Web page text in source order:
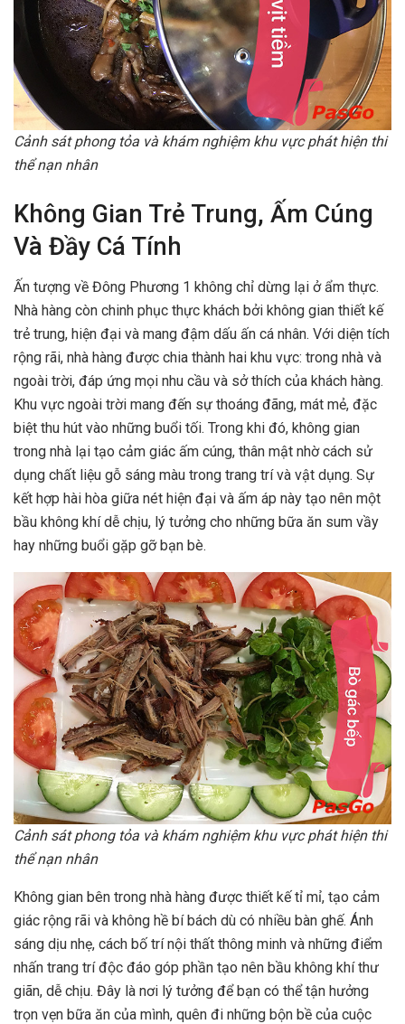
Cảnh sát phong tỏa và khám nghiệm khu vực phát hiện thi
thể nạn nhân
Không Gian Trẻ Trung, Ấm Cúng
Và Đầy Cá Tính
Ấn tượng về Đông Phương 1 không chỉ dừng lại ở ẩm thực.
Nhà hàng còn chinh phục thực khách bởi không gian thiết kế
trẻ trung, hiện đại và mang đậm dấu ấn cá nhân. Với diện tích
rộng rãi, nhà hàng được chia thành hai khu vực: trong nhà và
ngoài trời, đáp ứng mọi nhu cầu và sở thích của khách hàng.
Khu vực ngoài trời mang đến sự thoáng đãng, mát mẻ, đặc
biệt thu hút vào những buổi tối. Trong khi đó, không gian
trong nhà lại tạo cảm giác ấm cúng, thân mật nhờ cách sử
dụng chất liệu gỗ sáng màu trong trang trí và vật dụng. Sự
kết hợp hài hòa giữa nét hiện đại và ấm áp này tạo nên một
bầu không khí dễ chịu, lý tưởng cho những bữa ăn sum vầy
hay những buổi gặp gỡ bạn bè.
Cảnh sát phong tỏa và khám nghiệm khu vực phát hiện thi
thể nạn nhân
Không gian bên trong nhà hàng được thiết kế tỉ mỉ, tạo cảm
giác rộng rãi và không hề bí bách dù có nhiều bàn ghế. Ánh
sáng dịu nhẹ, cách bố trí nội thất thông minh và những điểm
nhấn trang trí độc đáo góp phần tạo nên bầu không khí thư
giãn, dễ chịu. Đây là nơi lý tưởng để bạn có thể tận hưởng
trọn vẹn bữa ăn của mình, quên đi những bộn bề của cuộc